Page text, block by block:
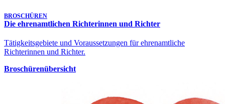
BROSCHÜREN
Die ehrenamtlichen Richterinnen und Richter
Tätigkeitsgebiete und Voraussetzungen für ehrenamtliche
Richterinnen und Richter.
Broschürenübersicht